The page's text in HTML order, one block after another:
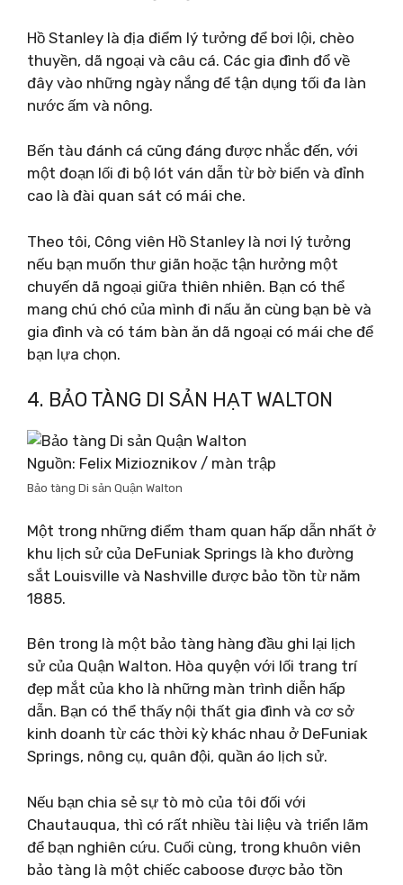
Hồ Stanley là địa điểm lý tưởng để bơi lội, chèo
thuyền, dã ngoại và câu cá. Các gia đình đổ về
đây vào những ngày nắng để tận dụng tối đa làn
nước ấm và nông.
Bến tàu đánh cá cũng đáng được nhắc đến, với
một đoạn lối đi bộ lót ván dẫn từ bờ biển và đỉnh
cao là đài quan sát có mái che.
Theo tôi, Công viên Hồ Stanley là nơi lý tưởng
nếu bạn muốn thư giãn hoặc tận hưởng một
chuyến dã ngoại giữa thiên nhiên. Bạn có thể
mang chú chó của mình đi nấu ăn cùng bạn bè và
gia đình và có tám bàn ăn dã ngoại có mái che để
bạn lựa chọn.
4. BẢO TÀNG DI SẢN HẠT WALTON
Nguồn: Felix Mizioznikov / màn trập
Bảo tàng Di sản Quận Walton
Một trong những điểm tham quan hấp dẫn nhất ở
khu lịch sử của DeFuniak Springs là kho đường
sắt Louisville và Nashville được bảo tồn từ năm
1885.
Bên trong là một bảo tàng hàng đầu ghi lại lịch
sử của Quận Walton. Hòa quyện với lối trang trí
đẹp mắt của kho là những màn trình diễn hấp
dẫn. Bạn có thể thấy nội thất gia đình và cơ sở
kinh doanh từ các thời kỳ khác nhau ở DeFuniak
Springs, nông cụ, quân đội, quần áo lịch sử.
Nếu bạn chia sẻ sự tò mò của tôi đối với
Chautauqua, thì có rất nhiều tài liệu và triển lãm
để bạn nghiên cứu. Cuối cùng, trong khuôn viên
bảo tàng là một chiếc caboose được bảo tồn